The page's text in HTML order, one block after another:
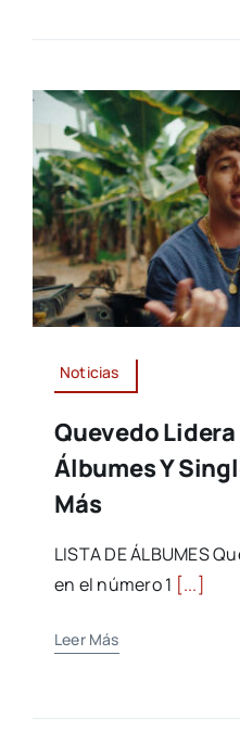
Noticias
Quevedo
Álbumes Y
Más
LISTA DE ÁLBUMES
en el número 1 [...]
Leer Más